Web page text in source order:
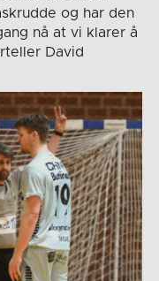
og har den
nå at vi klarer å
David